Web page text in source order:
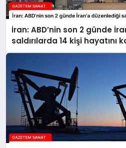
İran: ABD’nin son 2 günde
saldırılarda 14 kişi hayatını